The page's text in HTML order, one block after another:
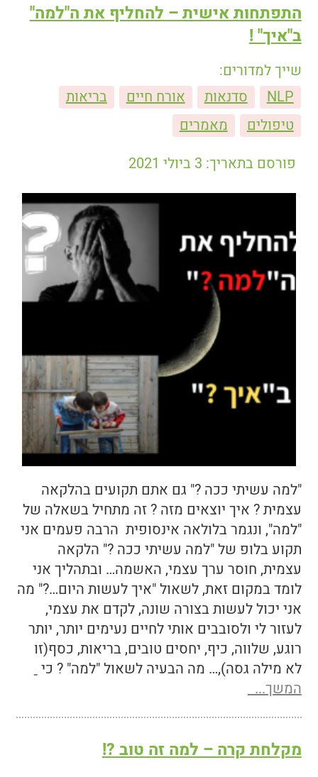
התפתחות אישית – להחליף את ה"למה"
ב"איך" !
שייך למדורים:
NLP
סדנאות אורח חיים
בריאות
טיפולים
מאמרים
פורסם בתאריך: 3 ביולי 2021
"למה עשיתי ככה ?" גם אתם תקועים בהלקאה
עצמית ? איך יוצאים מזה ? זה מתחיל בשאלה של
"למה", ונגמר בלולאה אינסופית הרבה פעמים אני
תקוע בלופ של "למה עשיתי ככה ?" הלקאה
עצמית, חוסר ערך עצמי, האשמה… ובתהליך אני
לומד במקום זאת, לשאול "איך לעשות היום…?" מה
אני יכול לעשות בצורה שונה, לקדם את עצמי,
לעזור לי ולסובבים אותי לחיים נעימים יותר, יותר
רוגע, שלווה, כיף, יחסים טובים, בריאות, כסף(זו
לא מילה גסה),… מה הבעיה לשאול "למה" ? כי
המשך...
מקלחת קרה – למה זה טוב ?!